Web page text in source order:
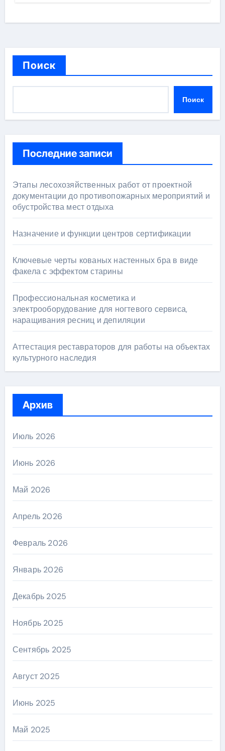
Поиск
Поиск
Последние записи
Этапы лесохозяйственных работ от проектной
документации до противопожарных мероприятий и
обустройства мест отдыха
Назначение и функции центров сертификации
Ключевые черты кованых настенных бра в виде
факела с эффектом старины
Профессиональная косметика и
электрооборудование для ногтевого сервиса,
наращивания ресниц и депиляции
Аттестация реставраторов для работы на объектах
культурного наследия
Архив
Июль 2026
Июнь 2026
Май 2026
Апрель 2026
Февраль 2026
Январь 2026
Декабрь 2025
Ноябрь 2025
Сентябрь 2025
Август 2025
Июнь 2025
Май 2025